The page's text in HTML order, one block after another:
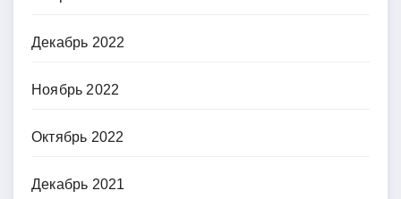
Декабрь 2022
Ноябрь 2022
Октябрь 2022
Декабрь 2021